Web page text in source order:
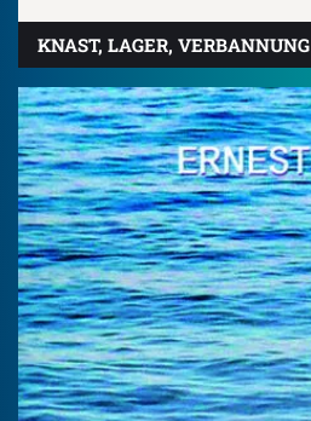
KNAST, LAGER, VERBANNUNG